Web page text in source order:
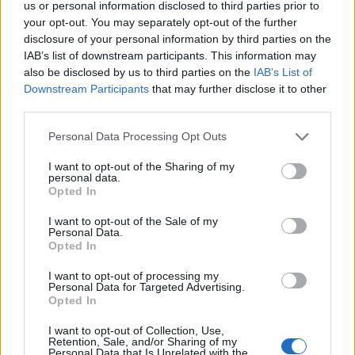
us or personal information disclosed to third parties prior to
your opt-out. You may separately opt-out of the further
disclosure of your personal information by third parties on the
IAB’s list of downstream participants. This information may
also be disclosed by us to third parties on the IAB’s List of
Downstream Participants that may further disclose it to other
Personal Data Processing Opt Outs
I want to opt-out of the Sharing of my
personal data.
Opted In
I want to opt-out of the Sale of my
Personal Data.
Opted In
I want to opt-out of processing my
Personal Data for Targeted Advertising.
Opted In
I want to opt-out of Collection, Use,
Retention, Sale, and/or Sharing of my
Personal Data that Is Unrelated with the
06/08/2026 - 17:40 ΟΙΚΟΝΟΜΙΑ
Κυβερνητική Επιτροπή Βιομηχανίας- Κ. Μητσοτάκης:
Στρατηγική προτεραιότητα η ενίσχυση της
βιομηχανίας
06/08/2026 - 17:18 ΠΟΛΙΤΙΚΗ
Κάρτας Αγρότη μέσω της ΕΑΕ 2026
06/08/2026 - 16:51 ΟΙΚΟΝΟΜΙΑ
Eurobank: Εξελίξεις και προοπτικές στις αγορές
06/08/2026 - 16:20 ΕΝΕΡΓΕΙΑ
στην ανάπτυξη - Μεγαλύτερη πρόκληση η
προσέλκυση πελατών
Χρηματιστήριο: Στις 2.627,95 μονάδες ο Γενικός